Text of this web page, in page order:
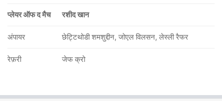
प्लेयर ऑफ द मैच रशीद खान
अंपायर छेट्टिथोडी शमशुद्दीन, जोएल विलसन, लेस्ली रैफर
रेफ़री जेफ क्रो